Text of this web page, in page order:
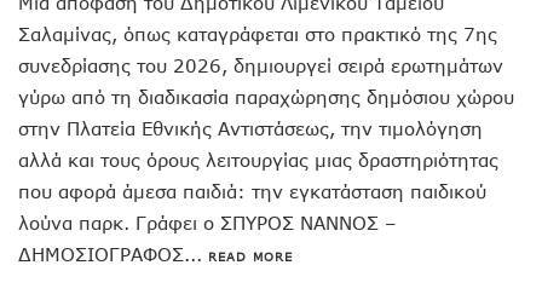
Σαλαμίνας, όπως καταγράφεται στο πρακτικό της 7ης
συνεδρίασης του 2026, δημιουργεί σειρά ερωτημάτων
γύρω από τη διαδικασία παραχώρησης δημόσιου χώρου
στην Πλατεία Εθνικής Αντιστάσεως, την τιμολόγηση
αλλά και τους όρους λειτουργίας μιας δραστηριότητας
που αφορά άμεσα παιδιά: την εγκατάσταση παιδικού
λούνα παρκ. Γράφει ο ΣΠΥΡΟΣ ΝΑΝΝΟΣ –
ΔΗΜΟΣΙΟΓΡΑΦΟΣ... READ MORE